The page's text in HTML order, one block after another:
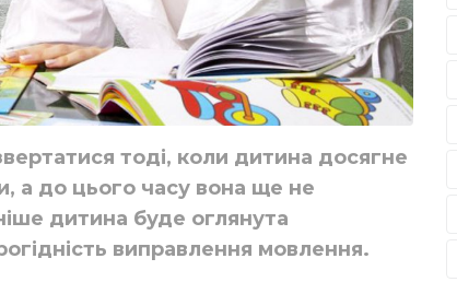
тоді, коли дитина досягне
а до цього часу вона ще не
дитина буде оглянута
виправлення мовлення.